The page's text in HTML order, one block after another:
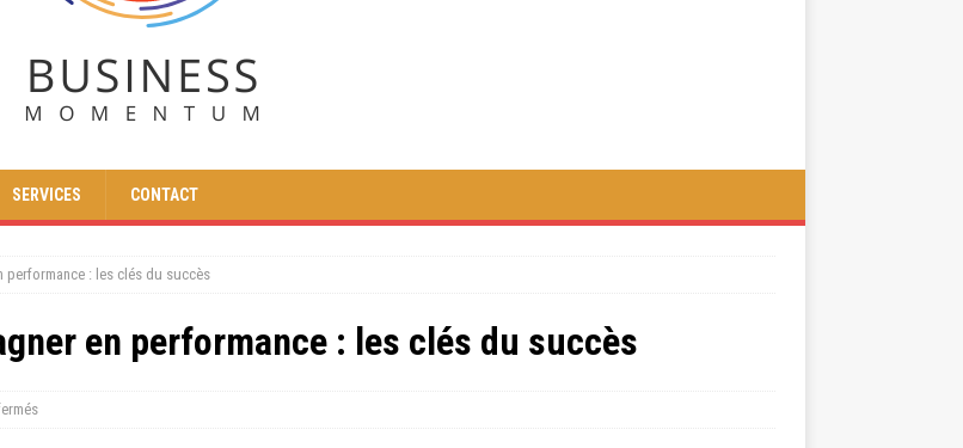
SERVICES CONTACT
performance : les clés du succès
en performance : les clés du succès